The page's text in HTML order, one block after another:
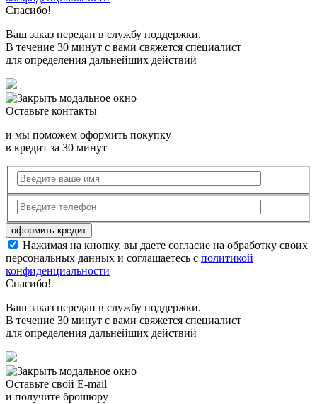
Спасибо!
Ваш заказ передан в службу поддержки.
В течение 30 минут с вами свяжется специалист
для определения дальнейших действий
Оставьте контакты
и мы поможем оформить покупку
в кредит за 30 минут
Нажимая на кнопку, вы даете согласие на обработку своих
персональных данных и соглашаетесь с политикой
конфиденциальности
Спасибо!
Ваш заказ передан в службу поддержки.
В течение 30 минут с вами свяжется специалист
для определения дальнейших действий
Оставьте свой E-mail
и получите брошюру